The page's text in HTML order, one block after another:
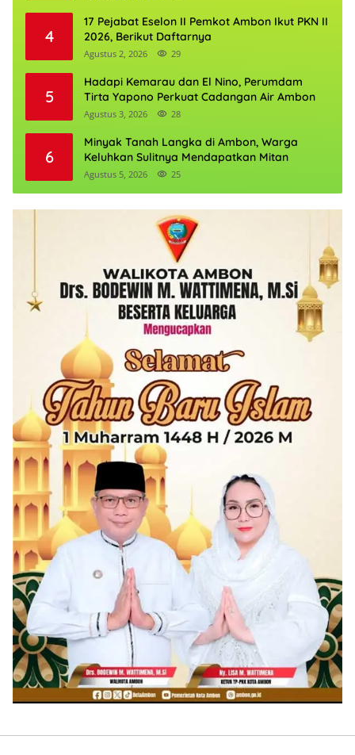
4
17 Pejabat Eselon II Pemkot Ambon Ikut PKN II
2026, Berikut Daftarnya
Agustus 2, 2026 29
5
Hadapi Kemarau dan El Nino, Perumdam
Tirta Yapono Perkuat Cadangan Air Ambon
Agustus 3, 2026 28
6
Minyak Tanah Langka di Ambon, Warga
Keluhkan Sulitnya Mendapatkan Mitan
Agustus 5, 2026 25